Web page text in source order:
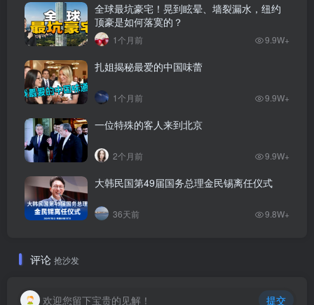
全球最坑豪宅！晃到眩晕、墙裂漏水，纽约
顶豪是如何落寞的？
1个月前 9.9W+
扎姐揭秘最爱的中国味蕾
1个月前 9.9W+
一位特殊的客人来到北京
2个月前 9.9W+
大韩民国第49届国务总理金民锡离任仪式
36天前 9.8W+
评论 抢沙发
欢迎您留下宝贵的见解！ 提交